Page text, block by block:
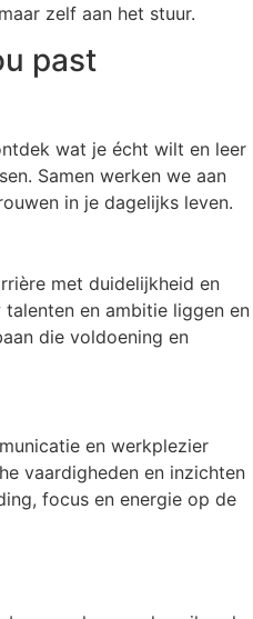
zelf aan het stuur.
past
wat je écht wilt en leer
Samen werken we aan
in je dagelijks leven.
met duidelijkheid en
en ambitie liggen en
die voldoening en
en werkplezier
vaardigheden en inzichten
focus en energie op de